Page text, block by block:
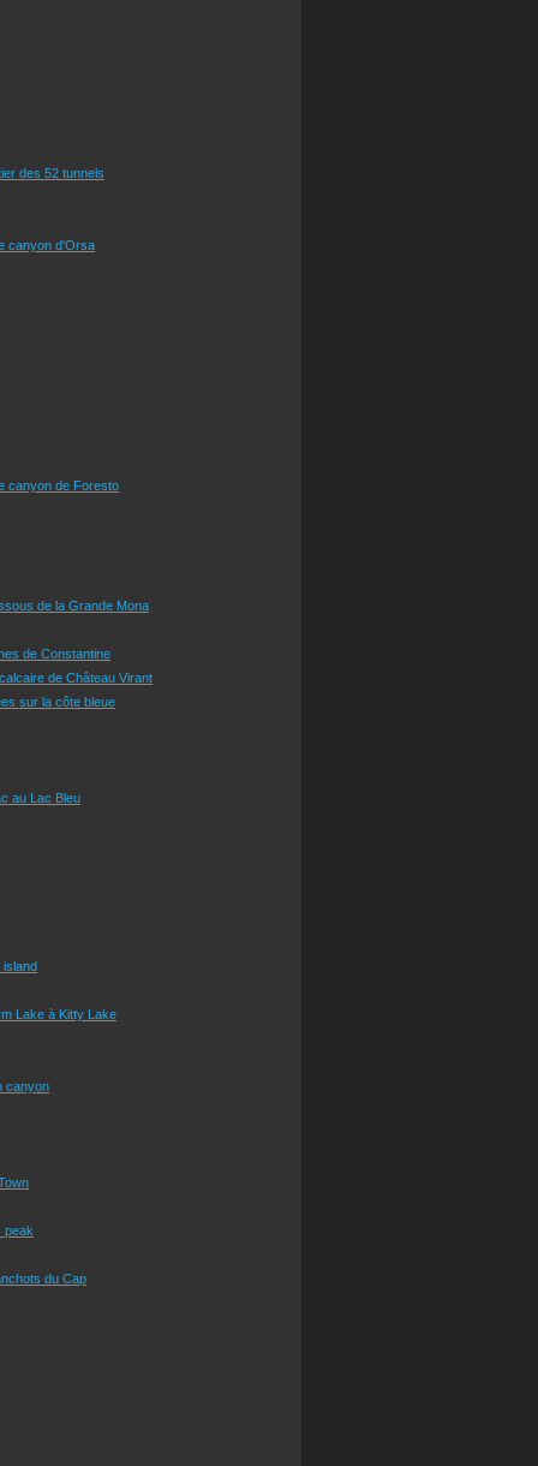
des 52 tunnels
canyon d'Orsa
canyon de Foresto
de la Grande Mona
de Constantine
de Château Virant
sur la côte bleue
au Lac Bleu
island
Lake à Kitty Lake
canyon
peak
du Cap